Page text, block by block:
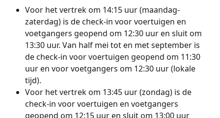
Voor het vertrek om 14:15 uur (maandag-
zaterdag) is de check-in voor voertuigen en
voetgangers geopend om 12:30 uur en sluit om
13:30 uur. Van half mei tot en met september is
de check-in voor voertuigen geopend om 11:30
uur en voor voetgangers om 12:30 uur (lokale
tijd).
Voor het vertrek om 13:45 uur (zondag) is de
check-in voor voertuigen en voetgangers
geopend om 12:15 uur en sluit om 13:00 uur